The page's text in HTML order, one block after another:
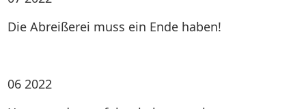
Die Abreißerei muss ein Ende haben!
06 2022